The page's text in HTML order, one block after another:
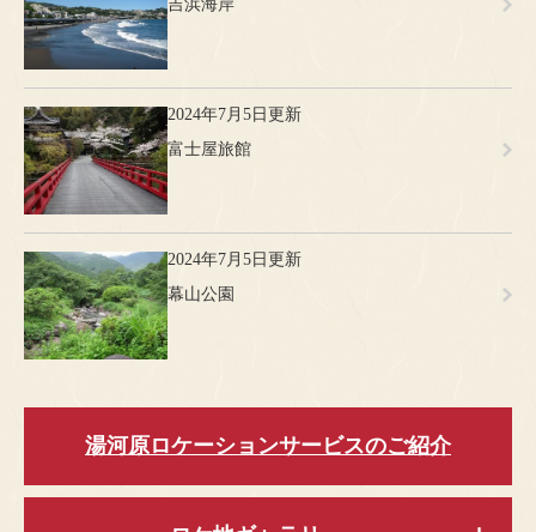
吉浜海岸
2024年7月5日更新
富士屋旅館
2024年7月5日更新
幕山公園
湯河原ロケーションサービスのご紹介